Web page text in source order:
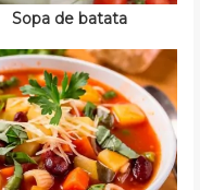
Sopa de batata